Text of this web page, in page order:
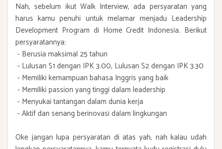
Nah, sebelum ikut Walk Interview, ada persyaratan yang
harus kamu penuhi untuk melamar menjadu Leadership
Development Program di Home Credit Indonesia. Berikut
persyaratannya:
- Berusia maksimal 25 tahun
- Lulusan S1 dengan IPK 3.00, Lulusan S2 dengan IPK 3.30
- Memiliki kemampuan bahasa Inggris yang baik
- Memiliki passion yang tinggi dalam leadership
- Menyukai tantangan dalam dunia kerja
- Aktif dan senang berinovasi dalam lingkungan
Oke jangan lupa persyaratan di atas yah, nah kalau udah